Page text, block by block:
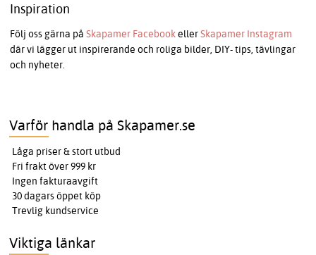
Inspiration
Följ oss gärna på Skapamer FacebookellerSkapamer Instagram
där vi lägger ut inspirerande och roliga bilder, DIY- tips, tävlingar
och nyheter.
Varför handla på Skapamer.se
Låga priser & stort utbud
Fri frakt över 999 kr
Ingen fakturaavgift
30 dagars öppet köp
Trevlig kundservice
Viktiga länkar